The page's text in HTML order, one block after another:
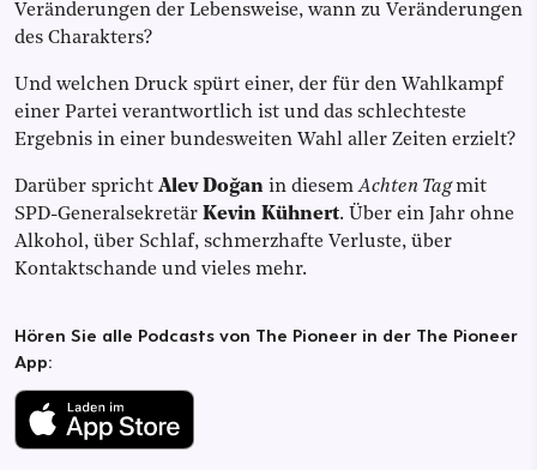
Veränderungen der Lebensweise, wann zu Veränderungen
des Charakters?
Und welchen Druck spürt einer, der für den Wahlkampf
einer Partei verantwortlich ist und das schlechteste
Ergebnis in einer bundesweiten Wahl aller Zeiten erzielt?
Darüber spricht Alev Doğan in diesemAchten Tagmit
SPD-Generalsekretär Kevin Kühnert. Über ein Jahr ohne
Alkohol, über Schlaf, schmerzhafte Verluste, über
Kontaktschande und vieles mehr.
Hören Sie alle Podcasts von The Pioneer in der The Pioneer
App: